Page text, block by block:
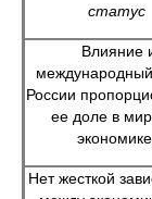
статус
Влияние
международный
России
ее доле в
экономике.
Нет жесткой